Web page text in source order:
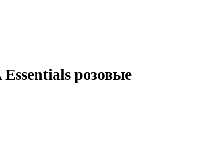
розовые